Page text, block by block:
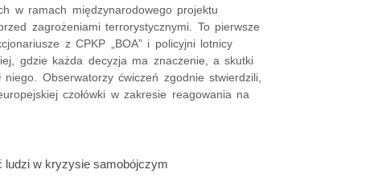
w ramach międzynarodowego projektu
zagrożeniami terrorystycznymi. To pierwsze
z CPKP „BOA” i policyjni lotnicy
gdzie każda decyzja ma znaczenie, a skutki
Obserwatorzy ćwiczeń zgodnie stwierdzili,
czołówki w zakresie reagowania na
ludzi w kryzysie samobójczym